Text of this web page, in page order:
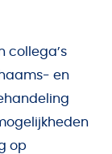
collega’s
en
op